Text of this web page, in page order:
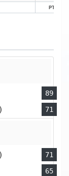
PTS
PTS
89
71
71
65